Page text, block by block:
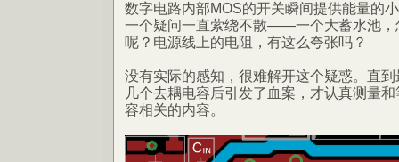
数字电路内部MOS的开关瞬间提供能量的
一个疑问一直萦绕不散——一个大蓄水池，
呢？电源线上的电阻，有这么夸张吗？
没有实际的感知，很难解开这个疑惑。直
几个去耦电容后引发了血案，才认真测量
容相关的内容。